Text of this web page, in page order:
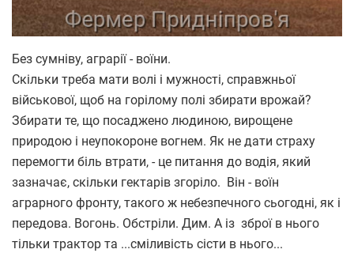
Без сумніву, аграрії - воїни.
Скільки треба мати волі і мужності, справжньої
військової, щоб на горілому полі збирати врожай?
Збирати те, що посаджено людиною, вирощене
природою і неупокороне вогнем. Як не дати страху
перемогти біль втрати, - це питання до водія, який
зазначає, скільки гектарів згоріло. Він - воїн
аграрного фронту, такого ж небезпечного сьогодні, як і
передова. Вогонь. Обстріли. Дим. А із зброї в нього
тільки трактор та ...сміливість сісти в нього...